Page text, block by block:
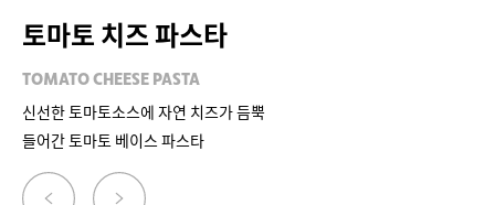
토마토 치즈 파스타
TOMATO CHEESE PASTA
신선한 토마토소스에 자연 치즈가 듬뿍
들어간 토마토 베이스 파스타
이
전
다
음